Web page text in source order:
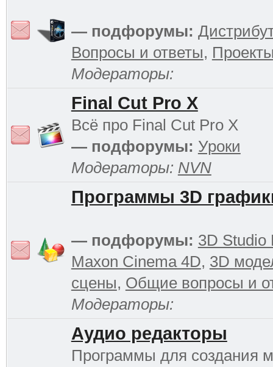
— подфорумы:
Вопросы и ответы,
Модераторы:
Final Cut Pro X
Всё про Final Cut Pro X
— подфорумы: Уроки
Модераторы: NVN
Программы 3D
— подфорумы: 3D Studio
Maxon Cinema 4D, 3D
сцены, Общие вопросы и
Модераторы:
Аудио редакторы
Программы для создания